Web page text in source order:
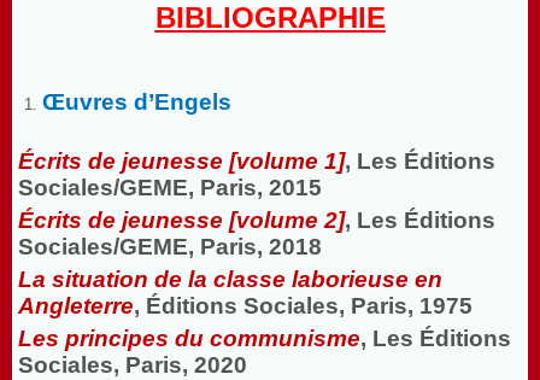
BIBLIOGRAPHIE
Œuvres d’Engels
Écrits de jeunesse [volume 1], Les Éditions
Sociales/GEME, Paris, 2015
Écrits de jeunesse [volume 2], Les Éditions
Sociales/GEME, Paris, 2018
La situation de la classe laborieuse en
Angleterre, Éditions Sociales, Paris, 1975
Les principes du communisme, Les Éditions
Sociales, Paris, 2020